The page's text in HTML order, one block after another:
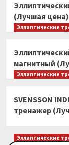
(Лучшая цена)
Эллиптические
магнитный
Эллиптические
SVENSSON
тренажер
Эллиптические